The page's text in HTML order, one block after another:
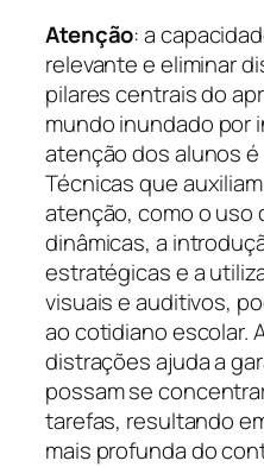
Atenção: a
relevante e eliminar
pilares centrais do
mundo inundado por
atenção dos alunos
Técnicas que
atenção, como o uso
dinâmicas, a
estratégicas e a
visuais e auditivos,
ao cotidiano escolar.
distrações ajuda a
possam se
tarefas, resultando
mais profunda do